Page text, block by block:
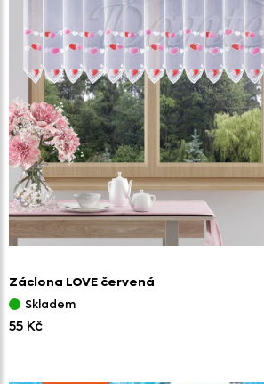
Záclona LOVE červená
Skladem
55 Kč